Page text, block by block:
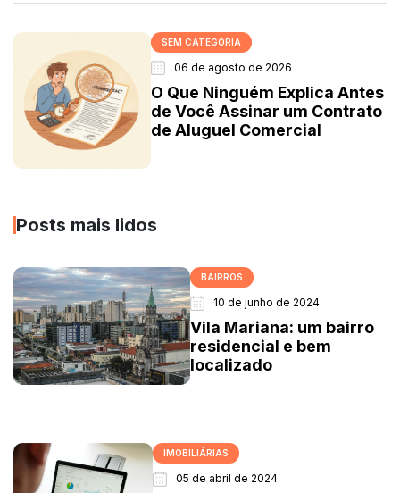
SEM CATEGORIA
06 de agosto de 2026
O Que Ninguém Explica Antes
de Você Assinar um Contrato
de Aluguel Comercial
Posts mais lidos
BAIRROS
10 de junho de 2024
Vila Mariana: um bairro
residencial e bem
localizado
IMOBILIÁRIAS
05 de abril de 2024